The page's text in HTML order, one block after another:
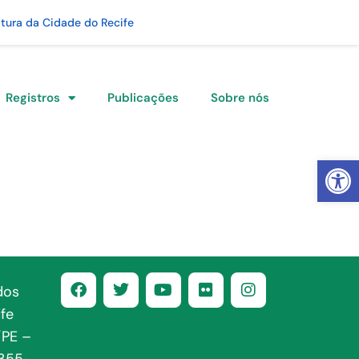
Abrir
da Cidade do Recife
Registros Publicações Sobre nós
–